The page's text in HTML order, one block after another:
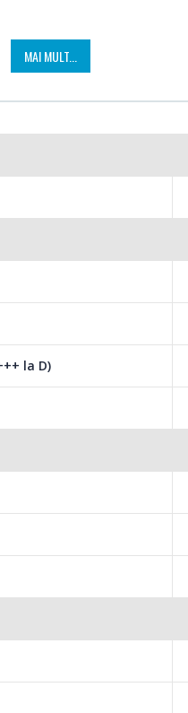
MAI MULT...
la D)
filtru ...
89,00 Lei